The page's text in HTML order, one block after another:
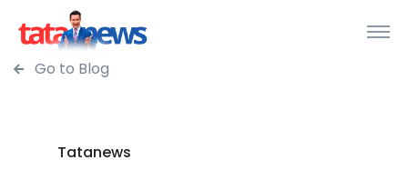
Go to Blog
Tatanews